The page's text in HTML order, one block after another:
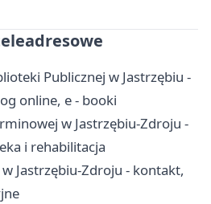
Publicznej w Jastrzębiu -
online, e - booki
w Jastrzębiu-Zdroju -
i rehabilitacja
Jastrzębiu-Zdroju - kontakt,